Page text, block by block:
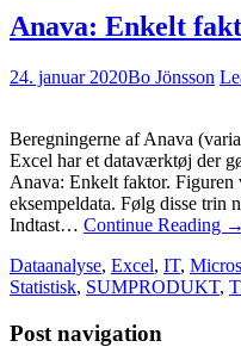
Anava: Enkelt
24. januar 2020Bo Jönsson
Beregningerne af Anava
Excel har et dataværktøj der
Anava: Enkelt faktor. Figuren
eksempeldata. Følg disse trin
Indtast… Continue Reading →
Dataanalyse, Excel, IT,
Statistisk, SUMPRODUKT,
Post navigation